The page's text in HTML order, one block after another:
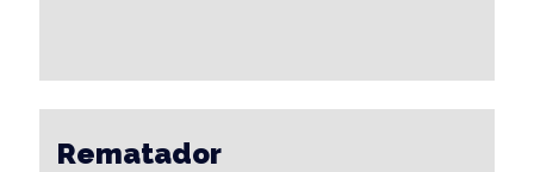
Rematador